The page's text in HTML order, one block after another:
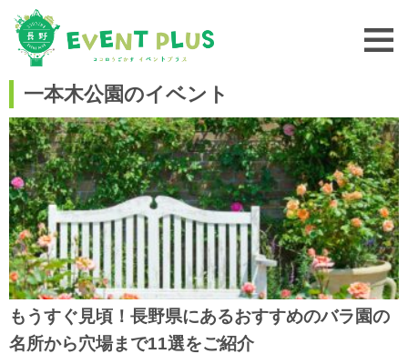
一本木公園のイベント
もうすぐ見頃！長野県にあるおすすめのバラ園の
名所から穴場まで11選をご紹介